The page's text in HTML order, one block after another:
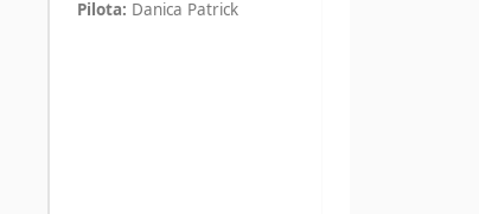
Pilota: Danica Patrick